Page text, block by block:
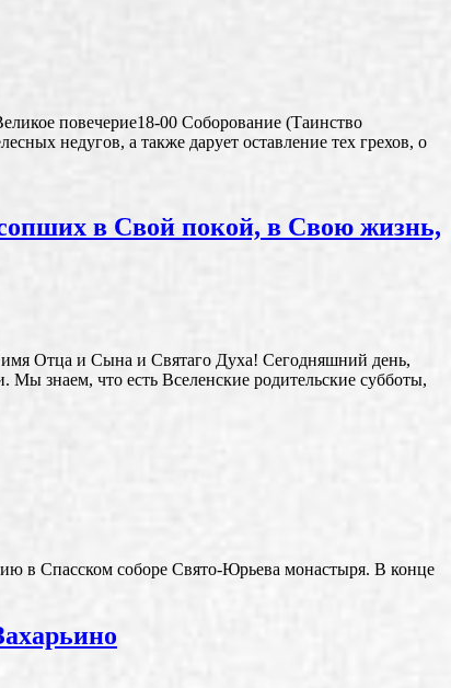
повечерие18-00 Соборование (Таинство
недугов, а также дарует оставление тех грехов, о
в Свой покой, в Свою жизнь,
имя Отца и Сына и Святаго Духа! Сегодняшний день,
Мы знаем, что есть Вселенские родительские субботы,
в Спасском соборе Свято-Юрьева монастыря. В конце